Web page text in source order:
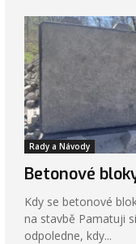
Rady a Návody
Betonové
Kdy se betonové
na stavbě Pamatuji si jeden konkrétní pátek
odpoledne, kdy...